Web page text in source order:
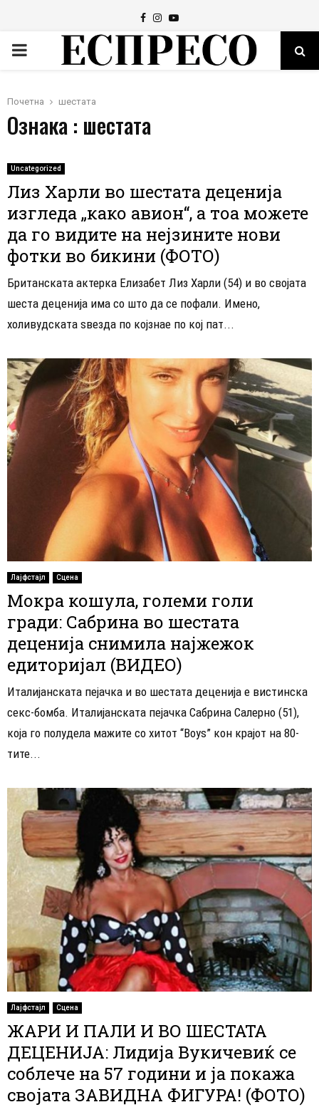
Facebook
Instagram
Youtube
PRIMARY
Почетна шестата
Ознака : шестата
Uncategorized
Лиз Харли во шестата деценија
изгледа „како авион“, а тоа можете
да го видите на нејзините нови
фотки во бикини (ФОТО)
Британската актерка Елизабет Лиз Харли (54) и во својата
шеста деценија има со што да се пофали. Имено,
холивудската ѕвезда по којзнае по кој пат...
Лајфстајл Сцена
Мокра кошула, големи голи
гради: Сабрина во шестата
деценија снимила најжежок
едиторијал (ВИДЕО)
Италијанската пејачка и во шестата деценија е вистинска
секс-бомба. Италијанската пејачка Сабрина Салерно (51),
која го полудела мажите со хитот “Boys” кон крајот на 80-
тите...
Лајфстајл Сцена
ЖАРИ И ПАЛИ И ВО ШЕСТАТА
ДЕЦЕНИЈА: Лидија Вукичевиќ се
соблече на 57 години и ја покажа
својата ЗАВИДНА ФИГУРА! (ФОТО)